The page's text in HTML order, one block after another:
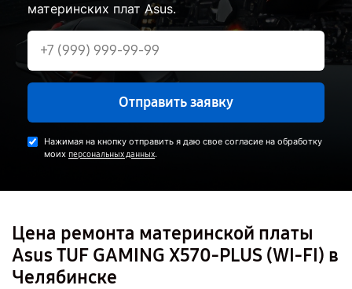
материнских плат Asus.
Отправить заявку
Нажимая на кнопку отправить я даю свое согласие на обработку
моих персональных данных.
Цена ремонта материнской платы
Asus TUF GAMING X570-PLUS (WI-FI) в
Челябинске